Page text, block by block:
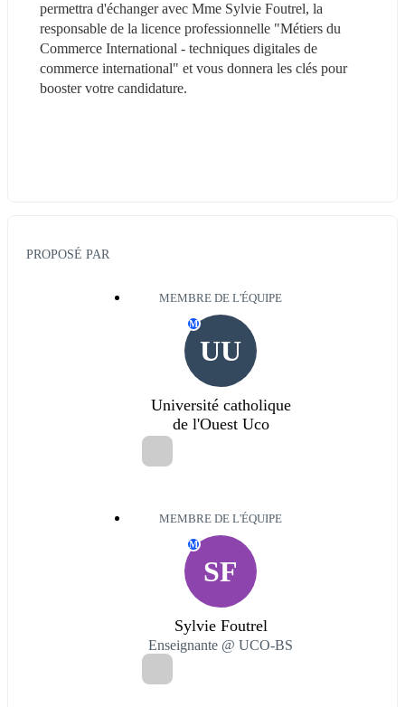
permettra d'échanger avec Mme Sylvie Foutrel, la
responsable de la licence professionnelle "Métiers du
Commerce International - techniques digitales de
commerce international" et vous donnera les clés pour
booster votre candidature.
PROPOSÉ PAR
MEMBRE DE L'ÉQUIPE
UU
M
Université catholique
de l'Ouest Uco
MEMBRE DE L'ÉQUIPE
SF
M
Sylvie Foutrel
Enseignante @ UCO-BS